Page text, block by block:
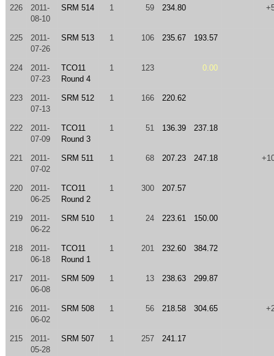
226
2011-
08-10
SRM 514 1 59 234.80
225
2011-
07-26
SRM 513 1 106 235.67 193.57
224
2011-
07-23
TCO11
Round 4
1 123 0.00
223
2011-
07-13
SRM 512 1 166 220.62
222
2011-
07-09
TCO11
Round 3
1 51 136.39 237.18
221
2011-
07-02
SRM 511 1 68 207.23 247.18
220
2011-
06-25
TCO11
Round 2
1 300 207.57
219
2011-
06-22
SRM 510 1 24 223.61 150.00
218
2011-
06-18
TCO11
Round 1
1 201 232.60 384.72
217
2011-
06-08
SRM 509 1 13 238.63 299.87
216
2011-
06-02
SRM 508 1 56 218.58 304.65
215
2011-
05-28
SRM 507 1 257 241.17